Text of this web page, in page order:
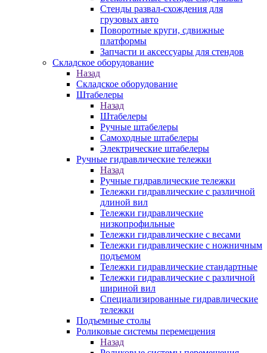
Стенды развал-схождения для
грузовых авто
Поворотные круги, сдвижные
платформы
Запчасти и аксессуары для стендов
Складское оборудование
Назад
Складское оборудование
Штабелеры
Назад
Штабелеры
Ручные штабелеры
Самоходные штабелеры
Электрические штабелеры
Ручные гидравлические тележки
Назад
Ручные гидравлические тележки
Тележки гидравлические с различной
длиной вил
Тележки гидравлические
низкопрофильные
Тележки гидравлические с весами
Тележки гидравлические с ножничным
подъемом
Тележки гидравлические стандартные
Тележки гидравлические с различной
шириной вил
Специализированные гидравлические
тележки
Подъемные столы
Роликовые системы перемещения
Назад